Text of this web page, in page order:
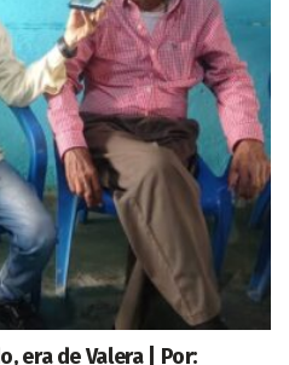
era de Valera | Por: